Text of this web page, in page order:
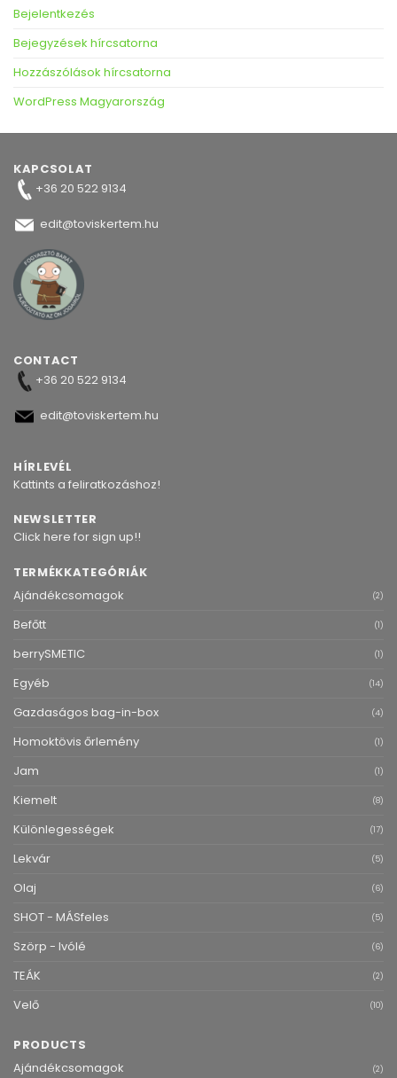
Bejelentkezés
Bejegyzések hírcsatorna
Hozzászólások hírcsatorna
WordPress Magyarország
KAPCSOLAT
+36 20 522 9134
edit@toviskertem.hu
CONTACT
+36 20 522 9134
edit@toviskertem.hu
HÍRLEVÉL
Kattints a feliratkozáshoz!
NEWSLETTER
Click here for sign up!!
TERMÉKKATEGÓRIÁK
Ajándékcsomagok
(2)
Befőtt (1)
berrySMETIC (1)
Egyéb (14)
Gazdaságos bag-in-box (4)
Homoktövis őrlemény (1)
Jam (1)
Kiemelt (8)
Különlegességek (17)
Lekvár (5)
Olaj (6)
SHOT - MÁSfeles (5)
Szörp - Ivólé (6)
TEÁK (2)
Velő (10)
PRODUCTS
Ajándékcsomagok
(2)